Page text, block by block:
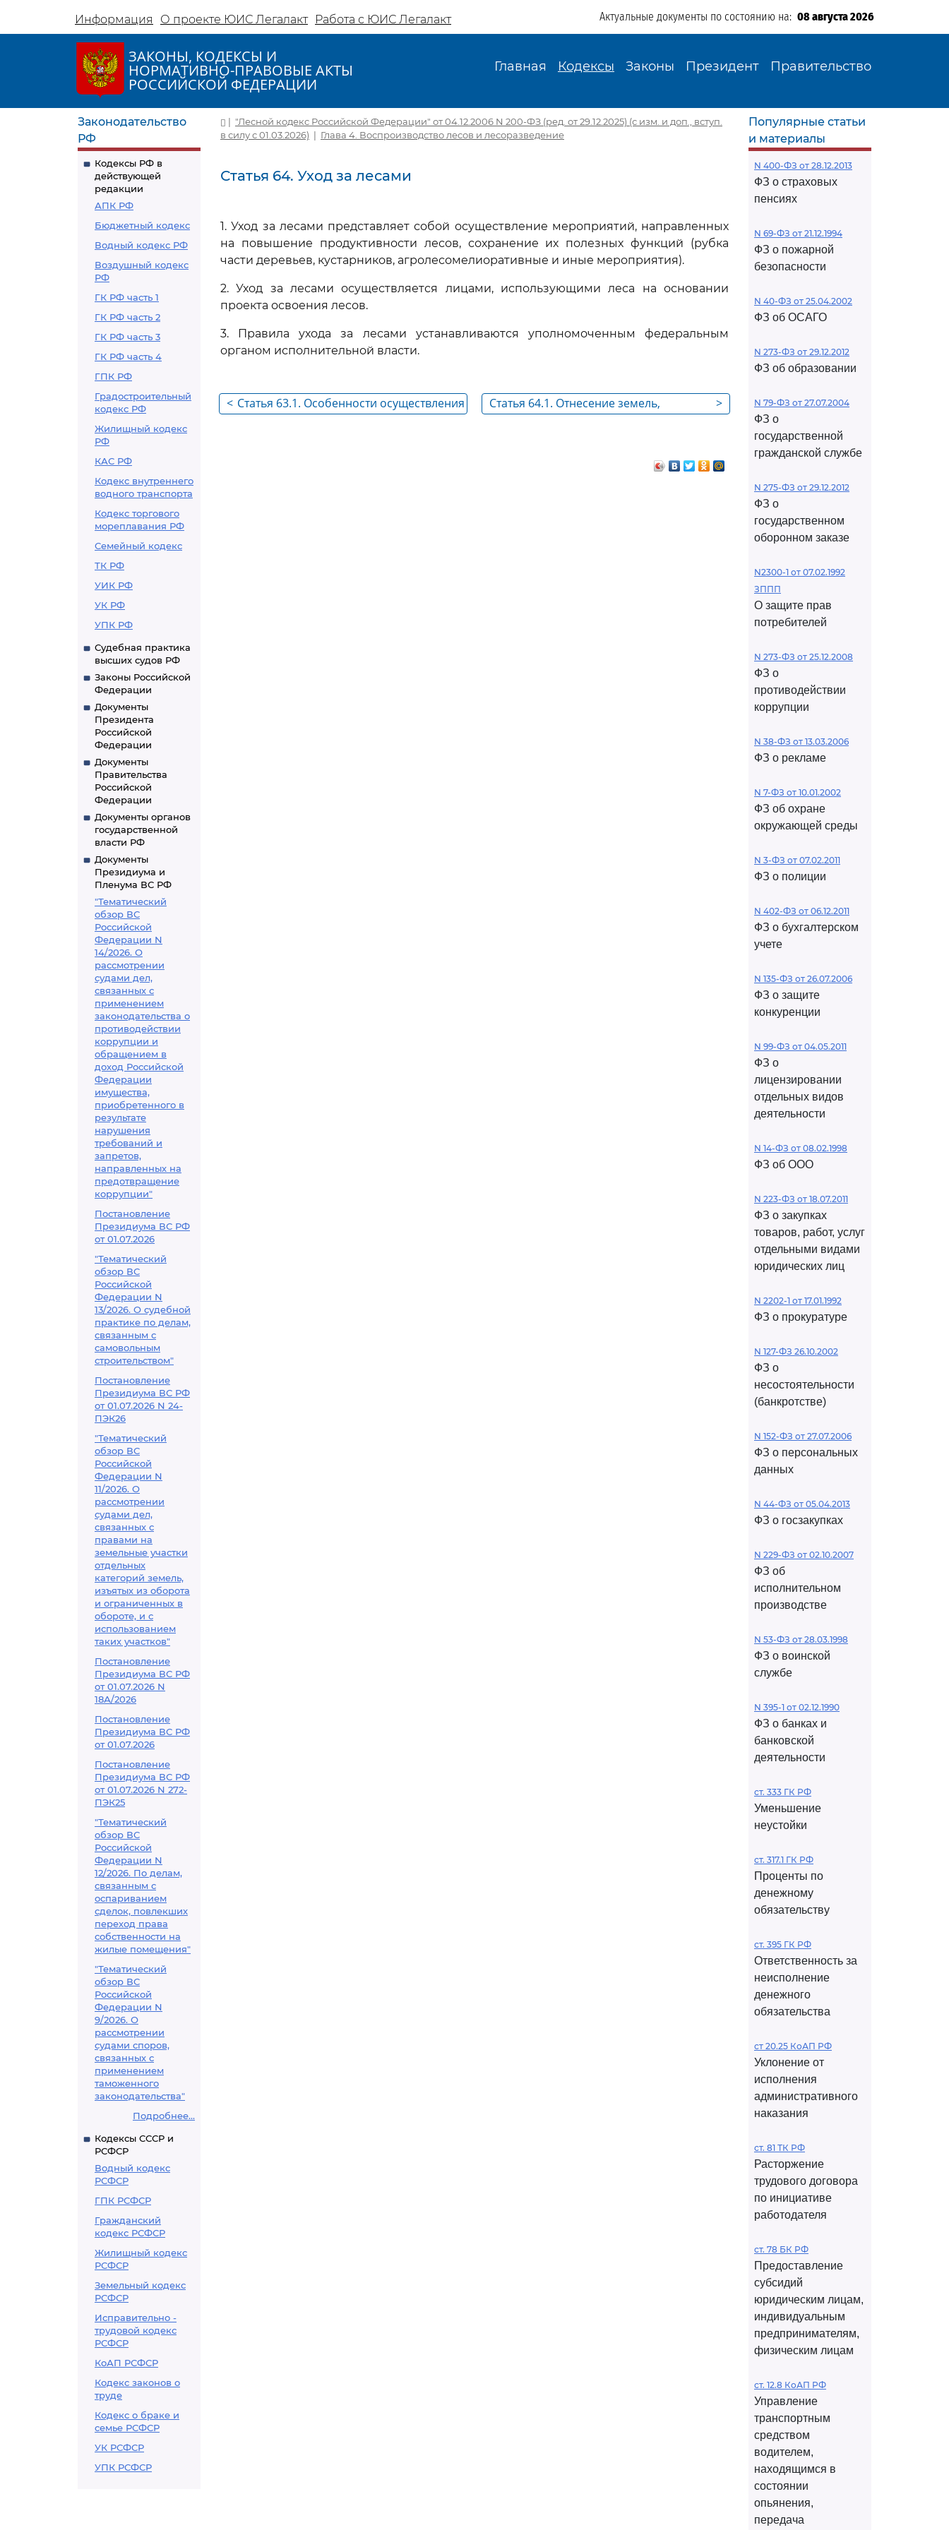
Информация О проекте ЮИС Легалакт Работа с ЮИС Легалакт Актуальные документы по состоянию на: 08 августа 2026
ЗАКОНЫ, КОДЕКСЫ И
НОРМАТИВНО-ПРАВОВЫЕ АКТЫ
РОССИЙСКОЙ ФЕДЕРАЦИИ
Главная Кодексы Законы Президент Правительство
Законодательство
РФ
Кодексы РФ в
действующей
редакции
АПК РФ
Бюджетный кодекс
Водный кодекс РФ
Воздушный кодекс
РФ
ГК РФ часть 1
ГК РФ часть 2
ГК РФ часть 3
ГК РФ часть 4
ГПК РФ
Градостроительный
кодекс РФ
Жилищный кодекс
РФ
КАС РФ
Кодекс внутреннего
водного транспорта
Кодекс торгового
мореплавания РФ
Семейный кодекс
ТК РФ
УИК РФ
УК РФ
УПК РФ
Судебная практика
высших судов РФ
Законы Российской
Федерации
Документы
Президента
Российской
Федерации
Документы
Правительства
Российской
Федерации
Документы органов
государственной
власти РФ
Документы
Президиума и
Пленума ВС РФ
"Тематический
обзор ВС
Российской
Федерации N
14/2026. О
рассмотрении
судами дел,
связанных с
применением
законодательства о
противодействии
коррупции и
обращением в
доход Российской
Федерации
имущества,
приобретенного в
результате
нарушения
требований и
запретов,
направленных на
предотвращение
коррупции"
Постановление
Президиума ВС РФ
от 01.07.2026
"Тематический
обзор ВС
Российской
Федерации N
13/2026. О судебной
практике по делам,
связанным с
самовольным
строительством"
Постановление
Президиума ВС РФ
от 01.07.2026 N 24-
ПЭК26
"Тематический
обзор ВС
Российской
Федерации N
11/2026. О
рассмотрении
судами дел,
связанных с
правами на
земельные участки
отдельных
категорий земель,
изъятых из оборота
и ограниченных в
обороте, и с
использованием
таких участков"
Постановление
Президиума ВС РФ
от 01.07.2026 N
18А/2026
Постановление
Президиума ВС РФ
от 01.07.2026
Постановление
Президиума ВС РФ
от 01.07.2026 N 272-
ПЭК25
"Тематический
обзор ВС
Российской
Федерации N
12/2026. По делам,
связанным с
оспариванием
сделок, повлекших
переход права
собственности на
жилые помещения"
"Тематический
обзор ВС
Российской
Федерации N
9/2026. О
рассмотрении
судами споров,
связанных с
применением
таможенного
законодательства"
Подробнее...
Кодексы СССР и
РСФСР
Водный кодекс
РСФСР
ГПК РСФСР
Гражданский
кодекс РСФСР
Жилищный кодекс
РСФСР
Земельный кодекс
РСФСР
Исправительно -
трудовой кодекс
РСФСР
КоАП РСФСР
Кодекс законов о
труде
Кодекс о браке и
семье РСФСР
УК РСФСР
УПК РСФСР
| "Лесной кодекс Российской Федерации" от 04.12.2006 N 200-ФЗ (ред. от 29.12.2025) (с изм. и доп., вступ.
в силу с 01.03.2026) | Глава 4. Воспроизводство лесов и лесоразведение
Статья 64. Уход за лесами
1. Уход за лесами представляет собой осуществление мероприятий, направленных
на повышение продуктивности лесов, сохранение их полезных функций (рубка
части деревьев, кустарников, агролесомелиоративные и иные мероприятия).
2. Уход за лесами осуществляется лицами, использующими леса на основании
проекта освоения лесов.
3. Правила ухода за лесами устанавливаются уполномоченным федеральным
органом исполнительной власти.
< Статья 63.1. Особенности осуществления
>
Статья 64.1. Отнесение земель,
Популярные статьи
и материалы
N 400-ФЗ от 28.12.2013
ФЗ о страховых
пенсиях
N 69-ФЗ от 21.12.1994
ФЗ о пожарной
безопасности
N 40-ФЗ от 25.04.2002
ФЗ об ОСАГО
N 273-ФЗ от 29.12.2012
ФЗ об образовании
N 79-ФЗ от 27.07.2004
ФЗ о
государственной
гражданской службе
N 275-ФЗ от 29.12.2012
ФЗ о
государственном
оборонном заказе
N2300-1 от 07.02.1992
ЗППП
О защите прав
потребителей
N 273-ФЗ от 25.12.2008
ФЗ о
противодействии
коррупции
N 38-ФЗ от 13.03.2006
ФЗ о рекламе
N 7-ФЗ от 10.01.2002
ФЗ об охране
окружающей среды
N 3-ФЗ от 07.02.2011
ФЗ о полиции
N 402-ФЗ от 06.12.2011
ФЗ о бухгалтерском
учете
N 135-ФЗ от 26.07.2006
ФЗ о защите
конкуренции
N 99-ФЗ от 04.05.2011
ФЗ о
лицензировании
отдельных видов
деятельности
N 14-ФЗ от 08.02.1998
ФЗ об ООО
N 223-ФЗ от 18.07.2011
ФЗ о закупках
товаров, работ, услуг
отдельными видами
юридических лиц
N 2202-1 от 17.01.1992
ФЗ о прокуратуре
N 127-ФЗ 26.10.2002
ФЗ о
несостоятельности
(банкротстве)
N 152-ФЗ от 27.07.2006
ФЗ о персональных
данных
N 44-ФЗ от 05.04.2013
ФЗ о госзакупках
N 229-ФЗ от 02.10.2007
ФЗ об
исполнительном
производстве
N 53-ФЗ от 28.03.1998
ФЗ о воинской
службе
N 395-1 от 02.12.1990
ФЗ о банках и
банковской
деятельности
ст. 333 ГК РФ
Уменьшение
неустойки
ст. 317.1 ГК РФ
Проценты по
денежному
обязательству
ст. 395 ГК РФ
Ответственность за
неисполнение
денежного
обязательства
ст 20.25 КоАП РФ
Уклонение от
исполнения
административного
наказания
ст. 81 ТК РФ
Расторжение
трудового договора
по инициативе
работодателя
ст. 78 БК РФ
Предоставление
субсидий
юридическим лицам,
индивидуальным
предпринимателям,
физическим лицам
ст. 12.8 КоАП РФ
Управление
транспортным
средством
водителем,
находящимся в
состоянии
опьянения,
передача